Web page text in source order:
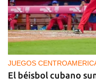
NICARAGUA
EE UU propone a la
cancilleres para
decisiones de Ortega
JUEGOS
El béisbol cubano